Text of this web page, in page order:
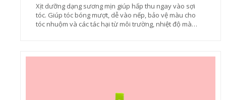
Xịt dưỡng dạng sương mịn giúp hấp thu ngay vào sợi
tóc. Giúp tóc bóng mượt, dễ vào nếp, bảo vệ màu cho
tóc nhuộm và các tác hại từ môi trường, nhiệt độ mà